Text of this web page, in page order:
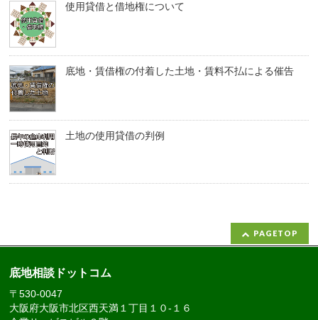
使用貸借と借地権について
底地・賃借権の付着した土地・賃料不払による催告
土地の使用貸借の判例
PAGETOP
底地相談ドットコム
〒530-0047
大阪府大阪市北区西天満１丁目１０-１６